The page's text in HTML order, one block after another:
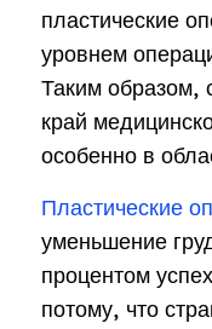
пластические
уровнем
Таким образом,
край
особенно в
Пластические
уменьшение
процентом
потому, что